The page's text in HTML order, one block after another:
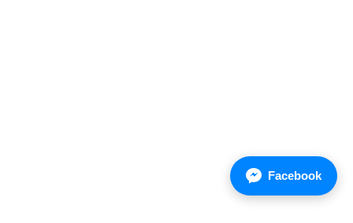
Facebook